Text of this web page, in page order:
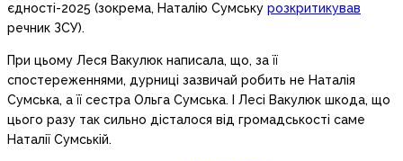
єдності-2025 (зокрема, Наталію Сумську розкритикував
речник ЗСУ).
При цьому Леся Вакулюк написала, що, за її
спостереженнями, дурниці зазвичай робить не Наталія
Сумська, а її сестра Ольга Сумська. І Лесі Вакулюк шкода, що
цього разу так сильно дісталося від громадськості саме
Наталії Сумській.